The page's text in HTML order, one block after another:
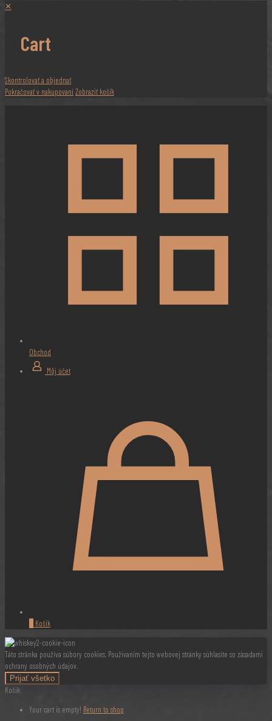
✕
Cart
Skontrolovať a objednať
Pokračovať v nakupovaníZobraziť košík
Obchod
Môj účet
Košík
Táto stránka používa súbory cookies. Používaním tejto webovej stránky súhlasíte so zásadami
ochrany osobných údajov.
Prijať všetko
Košík
Your cart is empty! Return to shop